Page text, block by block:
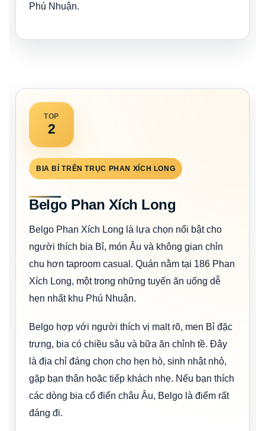
Phú Nhuận.
TOP
2
BIA BỈ TRÊN TRỤC PHAN XÍCH LONG
Belgo Phan Xích Long
Belgo Phan Xích Long là lựa chọn nổi bật cho
người thích bia Bỉ, món Âu và không gian chỉn
chu hơn taproom casual. Quán nằm tại 186 Phan
Xích Long, một trong những tuyến ăn uống dễ
hẹn nhất khu Phú Nhuận.
Belgo hợp với người thích vị malt rõ, men Bỉ đặc
trưng, bia có chiều sâu và bữa ăn chỉnh tề. Đây
là địa chỉ đáng chọn cho hẹn hò, sinh nhật nhỏ,
gặp bạn thân hoặc tiếp khách nhẹ. Nếu bạn thích
các dòng bia cổ điển châu Âu, Belgo là điểm rất
đáng đi.